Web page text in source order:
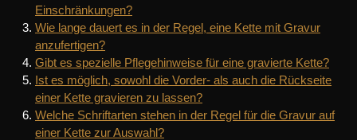
Einschränkungen?
Wie lange dauert es in der Regel, eine Kette mit Gravur
anzufertigen?
Gibt es spezielle Pflegehinweise für eine gravierte Kette?
Ist es möglich, sowohl die Vorder- als auch die Rückseite
einer Kette gravieren zu lassen?
Welche Schriftarten stehen in der Regel für die Gravur auf
einer Kette zur Auswahl?